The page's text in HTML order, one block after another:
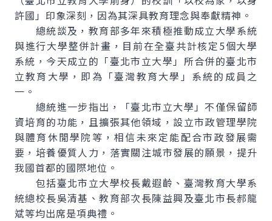
許國」印象深刻，因為其深具教育理念與奉獻精神。
總統談及，教育部多年來積極推動成立大學系統
與進行大學整併計畫，目前在全臺共計核定5個大學
系統，今天成立的「臺北市立大學」所合併的臺北市
立教育大學，即為「臺灣教育大學」系統的成員之
一。
總統進一步指出，「臺北市立大學」不僅保留師
資培育的功能，且擴張其他領域，設立市政管理學院
與體育休閒學院等，相信未來定能配合市政發展需
要，培養優質人力，落實關注城市發展的願景，提升
我國首都的國際地位。
包括臺北市立大學校長戴遐齡、臺灣教育大學系
統總校長吳清基、教育部次長陳益興及臺北市長郝龍
斌等均出席是項典禮。